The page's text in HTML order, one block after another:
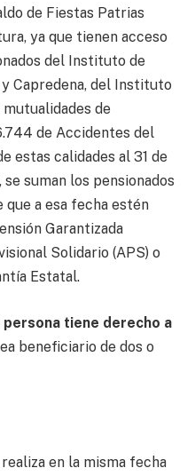
de Fiestas Patrias
ya que tienen acceso
del Instituto de
Capredena, del Instituto
de
de Accidentes del
estas calidades al 31 de
suman los pensionados
que a esa fecha estén
Garantizada
Solidario (APS) o
Estatal.
persona tiene derecho a
beneficiario de dos o
en la misma fecha